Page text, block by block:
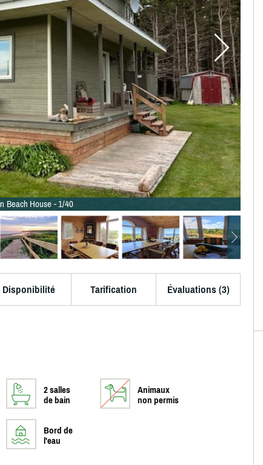
Beach House - 1/40
Disponibilité Tarification Évaluations (3)
2 salles
de bain
Animaux
non permis
Bord de
l'eau